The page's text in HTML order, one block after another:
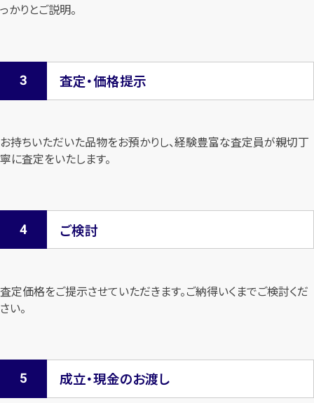
っかりとご説明。
査定・価格提示
お持ちいただいた品物をお預かりし、経験豊富な査定員が親切丁
寧に査定をいたします。
ご検討
査定価格をご提示させていただきます。ご納得いくまでご検討くだ
さい。
成立・現金のお渡し